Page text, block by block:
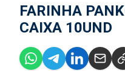
FARINHA
CAIXA 10UND